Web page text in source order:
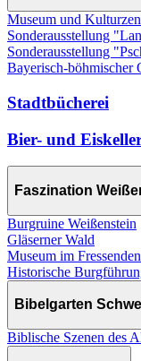
Museum und
Sonderausstellung
Sonderausstellung
Bayerisch-böhmischer
Stadtbücherei
Bier- und
Faszination
Burgruine Weißenstein
Gläserner Wald
Museum im
Historische
Bibelgarten
Biblische Szenen des